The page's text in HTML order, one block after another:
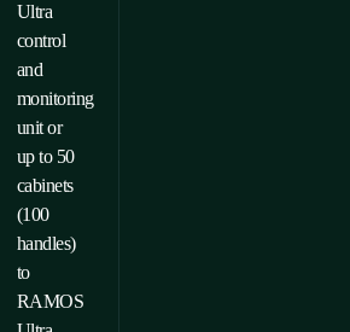
Ultra
control
and
monitoring
unit or
up to 50
cabinets
(100
handles)
to
RAMOS